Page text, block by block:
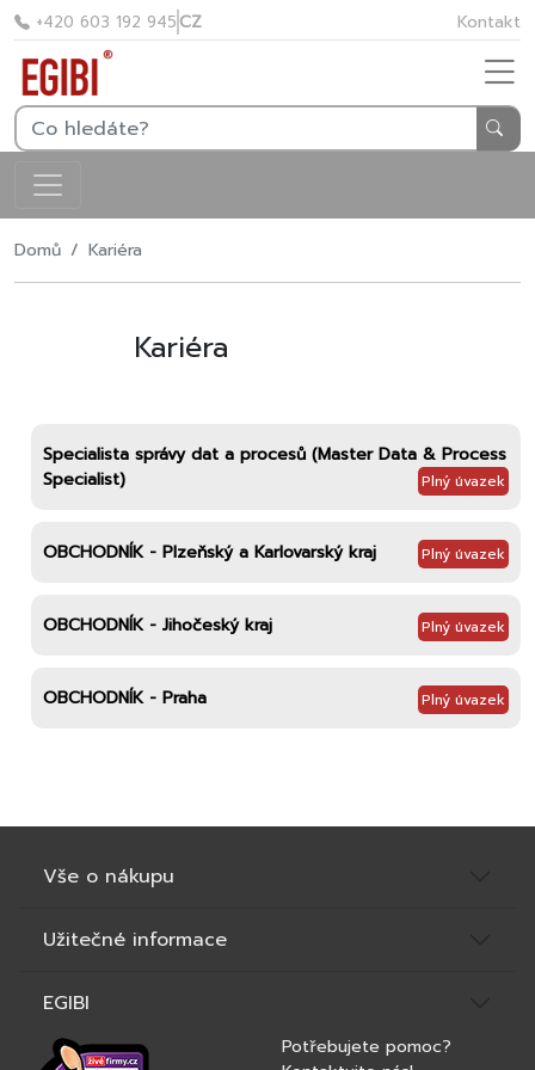
+420 603 192 945CZ Kontakt
Domů Kariéra
Kariéra
Specialista správy dat a procesů (Master Data & Process
Specialist)
Plný úvazek
OBCHODNÍK - Plzeňský a Karlovarský kraj Plný úvazek
OBCHODNÍK - Jihočeský kraj Plný úvazek
OBCHODNÍK - Praha Plný úvazek
Vše o nákupu
Užitečné informace
EGIBI
Potřebujete pomoc?